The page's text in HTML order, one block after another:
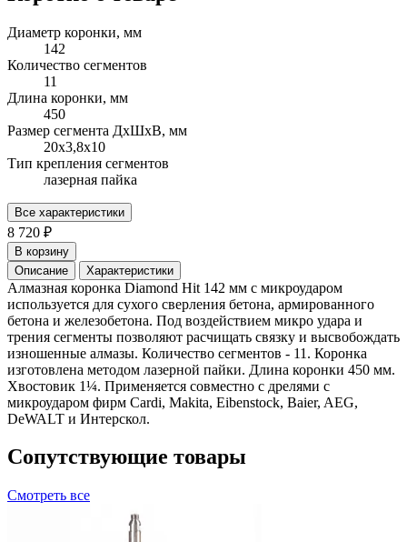
Диаметр коронки, мм
142
Количество сегментов
11
Длина коронки, мм
450
Размер сегмента ДхШхВ, мм
20х3,8х10
Тип крепления сегментов
лазерная пайка
Все характеристики
8 720 ₽
В корзину
Описание
Характеристики
Алмазная коронка Diamond Hit 142 мм с микроударом
используется для сухого сверления бетона, армированного
бетона и железобетона. Под воздействием микро удара и
трения сегменты позволяют расчищать связку и высвобождать
изношенные алмазы. Количество сегментов - 11. Коронка
изготовлена методом лазерной пайки. Длина коронки 450 мм.
Хвостовик 1¼. Применяется совместно с дрелями с
микроударом фирм Cardi, Makita, Eibenstock, Baier, AEG,
DeWALT и Интерскол.
Сопутствующие товары
Смотреть все